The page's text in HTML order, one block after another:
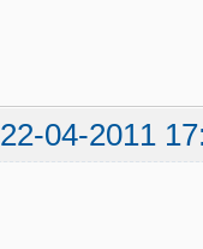
22-04-2011